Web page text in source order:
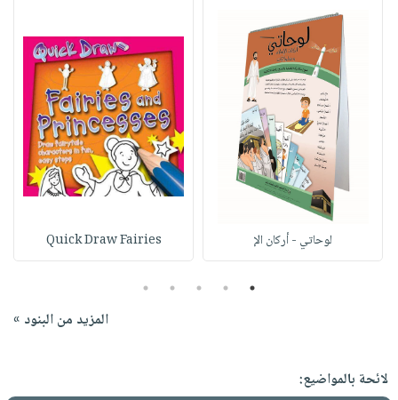
لوحاتي - أركان الإ Quick Draw Fairies
1
2
3
4
5
المزيد من البنود »
لائحة بالمواضيع: